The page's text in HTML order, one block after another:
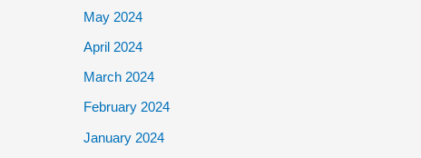
May 2024
April 2024
March 2024
February 2024
January 2024